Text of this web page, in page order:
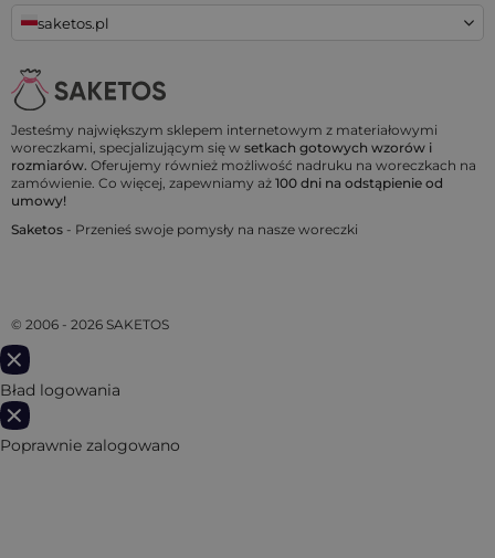
Jesteśmy największym sklepem internetowym z materiałowymi
woreczkami, specjalizującym się w setkach gotowych wzorów i
rozmiarów. Oferujemy również możliwość nadruku na woreczkach na
zamówienie. Co więcej, zapewniamy aż 100 dni na odstąpienie od
umowy!
Saketos - Przenieś swoje pomysły na nasze woreczki
saketos.pl
© 2006 - 2026 SAKETOS
Bład logowania
Poprawnie zalogowano